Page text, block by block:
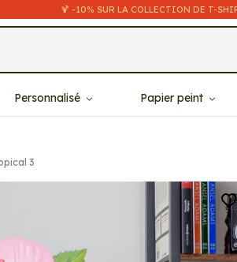
🍹 -10% SUR LA COLLECTION DE T-
Personnalisé Papier peint
3